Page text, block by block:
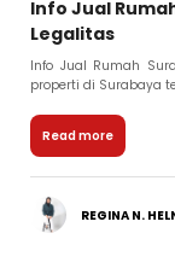
Info Jual
Legalitas
Info Jual Rumah
properti di Surabaya
Read more
REGINA N.